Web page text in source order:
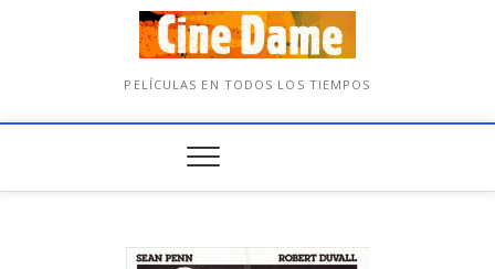
PELÍCULAS EN TODOS LOS TIEMPOS